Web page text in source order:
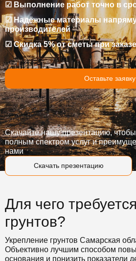
☑ Выполнение работ точно в
☑ Надёжные материалы
производителей
☑ Скидка 5% от сметы при
Оставьте заявку
Скачать презентацию
Скачайте нашу презентацию,
полным спектром услуг и
нами
Для чего
грунтов?
Укрепление грунтов Самарская
Объективно лучшим способом
основания и понизить показатели